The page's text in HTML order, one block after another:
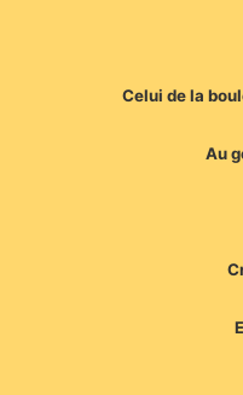
Celui de la
Au